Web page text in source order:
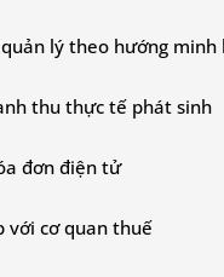
lý theo hướng
thu thực tế phát sinh
đơn điện tử
với cơ quan thuế